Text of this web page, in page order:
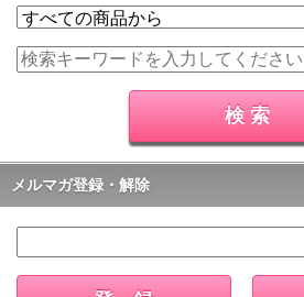
メルマガ登録・解除